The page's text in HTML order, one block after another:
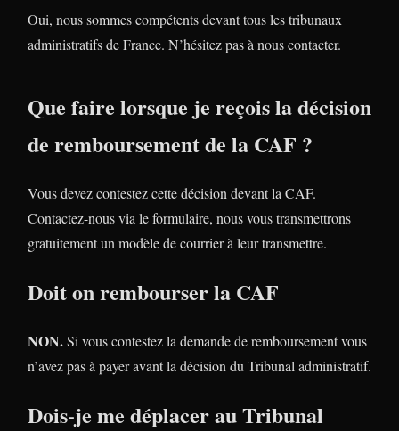
Oui, nous sommes compétents devant tous les tribunaux
administratifs de France. N’hésitez pas à nous contacter.
Que faire lorsque je reçois la décision
de remboursement de la CAF ?
Vous devez contestez cette décision devant la CAF.
Contactez-nous via le formulaire, nous vous transmettrons
gratuitement un modèle de courrier à leur transmettre.
Doit on rembourser la CAF
NON.Si vous contestez la demande de remboursement vous
n’avez pas à payer avant la décision du Tribunal administratif.
Dois-je me déplacer au Tribunal